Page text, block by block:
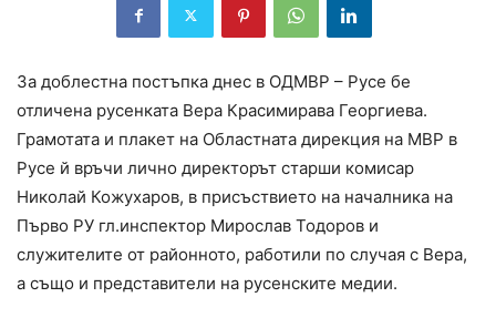
За доблестна постъпка днес в ОДМВР – Русе бе
отличена русенката Вера Красимирава Георгиева.
Грамотата и плакет на Областната дирекция на МВР в
Русе й връчи лично директорът старши комисар
Николай Кожухаров, в присъствието на началника на
Първо РУ гл.инспектор Мирослав Тодоров и
служителите от районното, работили по случая с Вера,
а също и представители на русенските медии.